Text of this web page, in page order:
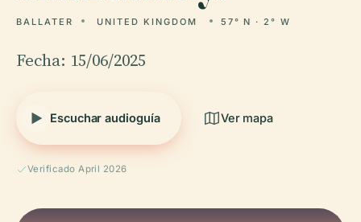
BALLATER UNITED KINGDOM 57° N · 2° W
Fecha: 15/06/2025
Escuchar audioguía Ver mapa
Verificado April 2026